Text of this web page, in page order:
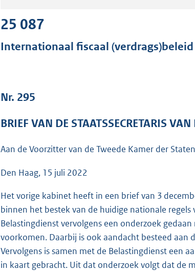
a
r
o
:
1
4
8
K
25 087
Internationaal fiscaal (verdrags)beleid
Nr. 295
BRIEF VAN DE STAATSSECRETARIS
Aan de Voorzitter van de Tweede Kamer der
Den Haag, 15 juli 2022
Het vorige kabinet heeft in een brief van 3
binnen het bestek van de huidige nationale
Belastingdienst vervolgens een onderzoek
voorkomen. Daarbij is ook aandacht besteed
Vervolgens is samen met de Belastingdienst een
in kaart gebracht. Uit dat onderzoek volgt dat de